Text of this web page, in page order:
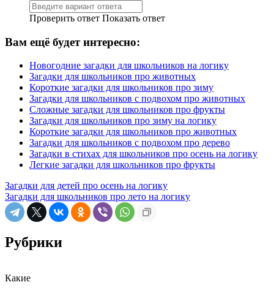
Проверить ответ Показать ответ
Вам ещё будет интересно:
Новогодние загадки для школьников на логику
Загадки для школьников про животных
Короткие загадки для школьников про зиму
Загадки для школьников с подвохом про животных
Сложные загадки для школьников про фрукты
Загадки для школьников про зиму на логику
Короткие загадки для школьников про животных
Загадки для школьников с подвохом про дерево
Загадки в стихах для школьников про осень на логику
Легкие загадки для школьников про фрукты
Загадки для детей про осень на логику
Загадки для школьников про лето на логику
Рубрики
Какие